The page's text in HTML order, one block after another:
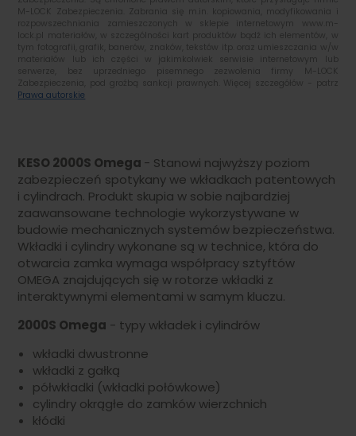
M-LOCK Zabezpieczenia. Zabrania się m.in. kopiowania, modyfikowania i
rozpowszechniania zamieszczonych w sklepie internetowym www.m-
lock.pl materiałów, w szczególności kart produktów bądź ich elementów, w
tym fotografii, grafik, banerów, znaków, tekstów itp. oraz umieszczania w/w
materiałów lub ich części w jakimkolwiek serwisie internetowym lub
serwerze, bez uprzedniego pisemnego zezwolenia firmy M-LOCK
Zabezpieczenia, pod groźbą sankcji prawnych. Więcej szczegółów - patrz
Prawa autorskie
KESO 2000S Omega - Stanowi najwyższy poziom
zabezpieczeń spotykany we wkładkach patentowych
i cylindrach. Produkt skupia w sobie najbardziej
zaawansowane technologie wykorzystywane w
budowie mechanicznych systemów bezpieczeństwa.
Wkładki i cylindry wykonane są w technice, która do
otwarcia zamka wymaga współpracy sztyftów
OMEGA znajdujących się w rotorze wkładki z
interaktywnymi elementami w samym kluczu.
2000S Omega - typy wkładek i cylindrów
wkładki dwustronne
wkładki z gałką
półwkładki (wkładki połówkowe)
cylindry okrągłe do zamków wierzchnich
kłódki